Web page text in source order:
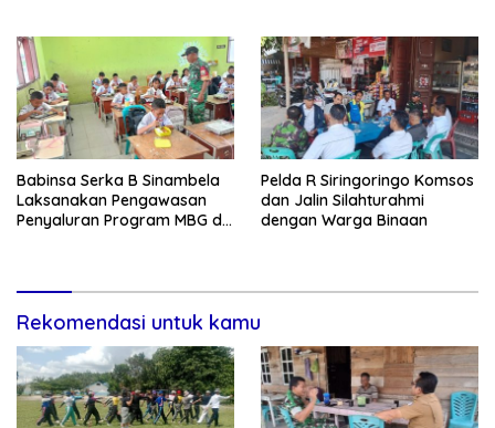
173558 Hutahaean
Babinsa Serka B Sinambela
Laksanakan Pengawasan
Penyaluran Program MBG di
Pelda R Siringoringo Komsos
dan Jalin Silahturahmi
dengan Warga Binaan
Rekomendasi untuk kamu